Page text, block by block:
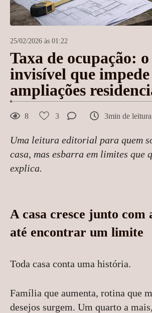
25/02/2026 às 01:22
Taxa de ocupação:
invisível que
ampliações
8 3 3min de leitura
Uma leitura editorial para quem
casa, mas esbarra em limites que
explica.
A casa cresce junto
até encontrar um limite
Toda casa conta uma história.
Família que aumenta, rotina que
desejos surgem. Um quarto a